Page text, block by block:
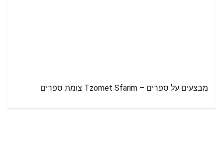
מבצעים על ספרים – Tzomet Sfarim צומת ספרים